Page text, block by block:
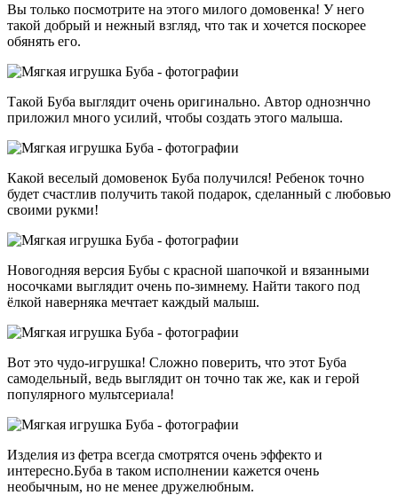
Вы только посмотрите на этого милого домовенка! У него
такой добрый и нежный взгляд, что так и хочется поскорее
обянять его.
Такой Буба выглядит очень оригинально. Автор однознчно
приложил много усилий, чтобы создать этого малыша.
Какой веселый домовенок Буба получился! Ребенок точно
будет счастлив получить такой подарок, сделанный с любовью
своими рукми!
Новогодняя версия Бубы с красной шапочкой и вязанными
носочками выглядит очень по-зимнему. Найти такого под
ёлкой наверняка мечтает каждый малыш.
Вот это чудо-игрушка! Сложно поверить, что этот Буба
самодельный, ведь выглядит он точно так же, как и герой
популярного мультсериала!
Изделия из фетра всегда смотрятся очень эффекто и
интересно.Буба в таком исполнении кажется очень
необычным, но не менее дружелюбным.